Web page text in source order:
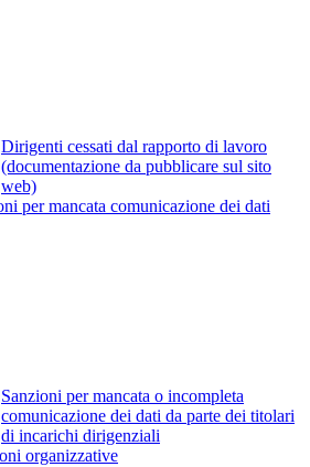
Dirigenti cessati dal rapporto di lavoro
(documentazione da pubblicare sul sito
web)
per mancata comunicazione dei dati
Sanzioni per mancata o incompleta
comunicazione dei dati da parte dei titolari
di incarichi dirigenziali
organizzative